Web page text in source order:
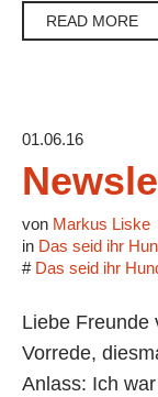
READ MORE
01.06.16
von Markus Liske
in Das seid ihr
# Das seid ihr
Liebe Freunde
Vorrede,
Anlass: Ich